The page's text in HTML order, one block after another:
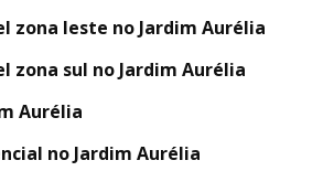
zona leste no Jardim Aurélia
zona sul no Jardim Aurélia
Aurélia
no Jardim Aurélia